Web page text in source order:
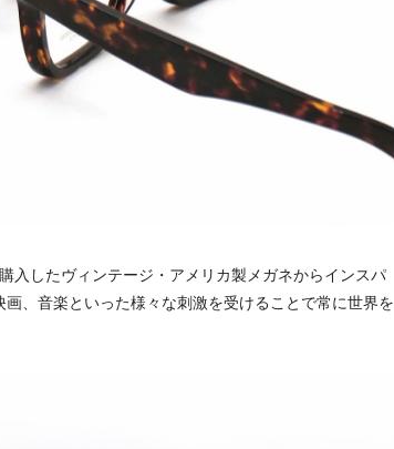
入したヴィンテージ・アメリカ製メガネからインスパ
、音楽といった様々な刺激を受けることで常に世界を